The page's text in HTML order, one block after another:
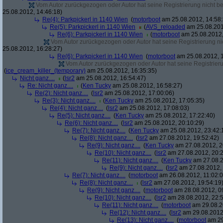
Vom Autor zurückgezogen oder Autor hat seine Registrierung nicht
25.08.2012, 14:46:18)
Re(4): Parkpickerl in 1140 Wien (motorboot am 25.08.2012,
Re(5): Parkpickerl in 1140 Wien
(AVS_reloaded am
Re(6): Parkpickerl in 1140 Wien
(motorboot am
Vom Autor zurückgezogen oder Autor hat seine Registrierung
25.08.2012, 16:28:27)
Re(6): Parkpickerl in 1140 Wien (motorboot am 25.08.2012,
Vom Autor zurückgezogen oder Autor hat seine
(ice_cream_killer_(temporary) am 25.08.2012, 16:35:35)
Nicht ganz....
( lsr2 am 25.08.2012, 16:54:47)
Re: Nicht ganz....
(Ken Tucky am 25.08.2012, 16:58:27)
Re(2): Nicht ganz.... ( lsr2 am 25.08.2012, 17:00:06)
Re(3): Nicht ganz....
(Ken Tucky am 25.08.2012, 17:05:35)
Re(4): Nicht ganz.... ( lsr2 am 25.08.2012, 17:08:03)
Re(5): Nicht ganz.... (Ken Tucky am 25.08.2012, 17:22:40)
Re(6): Nicht ganz.... ( lsr2 am 25.08.2012, 20:10:29)
Re(7): Nicht ganz.... (Ken Tucky am 25.08.2012,
Re(8): Nicht ganz.... ( lsr2 am 27.08.2012, 19:52:42)
Re(9): Nicht ganz.... (Ken Tucky am 27.08.2012,
Re(10): Nicht ganz.... ( lsr2 am 27.08.2012,
Re(11): Nicht ganz.... (Ken Tucky am
Re(9): Nicht ganz.... ( lsr2 am
Re(7): Nicht ganz.... (motorboot am 26.08.2012,
Re(8): Nicht ganz....
( lsr2 am 27.08.2012, 19:54:19)
Re(9): Nicht ganz.... (motorboot am 28.08.2012,
Re(10): Nicht ganz.... ( lsr2 am 28.08.2012,
Re(11): Nicht ganz.... (motorboot am
Re(12): Nicht ganz.... ( lsr2 am
Re(13): Nicht ganz.... (motorboot am